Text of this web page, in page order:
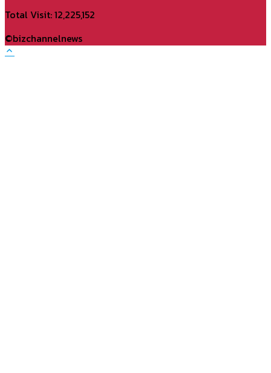
YouTube
Total Visit: 12,225,152
©bizchannelnews